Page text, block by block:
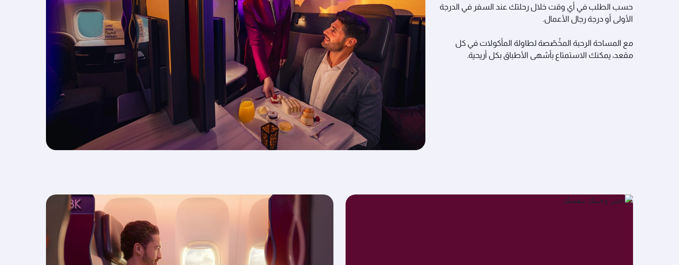
حسب الطلب في أي وقت خلال رحلتك عند السفر في الدرجة
الأولى أو درجة رجال الأعمال.
مع المساحة الرحبة المخُصّصة لطاولة المأكولات في كل
مقعد، يمكنك الاستمتاع بأشهى الأطباق بكل أريحية.